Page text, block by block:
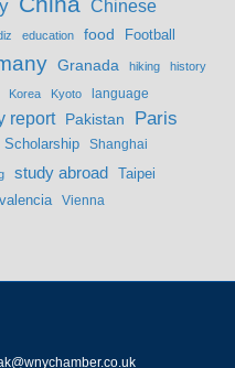
Chinese
education food Football
Granada hiking history
Korea Kyoto language
report Pakistan Paris
Scholarship Shanghai
study abroad Taipei
valencia Vienna